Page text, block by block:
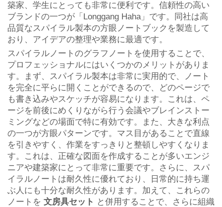
築家、学生にとっても非常に便利です。信頼性の高い
ブランドの一つが「Longgang Haha」です。同社は高
品質なスパイラル製本の方眼ノートブックを製造して
おり、アイデアの整理や業務に最適です。
スパイラルノートのグラフノートを使用することで、
プロフェッショナルにはいくつかのメリットがありま
す。まず、スパイラル製本は非常に実用的で、ノート
を完全に平らに開くことができるので、どのページで
も書き込みやスケッチが容易になります。これは、ペ
ージを前後にめくりながら行う会議やブレインストー
ミングなどの場面で特に有効です。また、大きな利点
の一つが方眼パターンです。マス目があることで直線
を引きやすく、作業をすっきりと整頓しやすくなりま
す。これは、正確な図面を作成することが多いエンジ
ニアや建築家にとって非常に重要です。さらに、スパ
イラルノートは耐久性に優れており、日常的に持ち運
ぶ人にも十分な耐久性があります。加えて、これらの
ノートを 文房具セット と併用することで、さらに組織